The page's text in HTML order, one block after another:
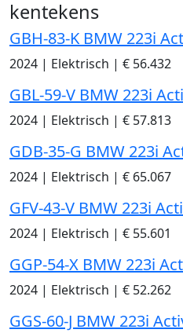
kentekens
GBH-83-K BMW 223i
2024 | Elektrisch | € 56.432
GBL-59-V BMW 223i
2024 | Elektrisch | € 57.813
GDB-35-G BMW 223i
2024 | Elektrisch | € 65.067
GFV-43-V BMW 223i
2024 | Elektrisch | € 55.601
GGP-54-X BMW 223i
2024 | Elektrisch | € 52.262
GGS-60-J BMW 223i